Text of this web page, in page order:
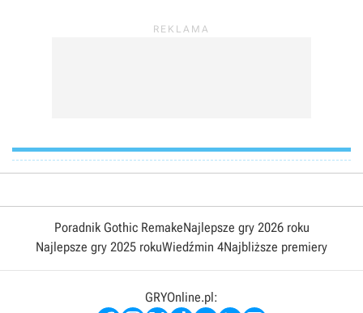
Poradnik Gothic RemakeNajlepsze gry 2026 roku
Najlepsze gry 2025 rokuWiedźmin 4Najbliższe premiery
GRYOnline.pl: